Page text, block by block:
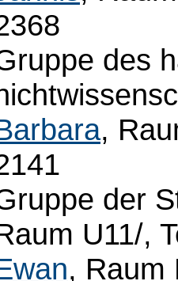
des
,
der
U11/,
, Raum